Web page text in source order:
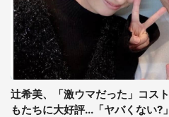
辻希美、「激ウマだった」コス
もたちに大好評...「ヤバくない?」